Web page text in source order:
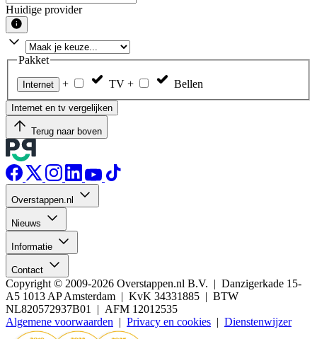
Huidige provider
Pakket
Internet + TV + Bellen
Internet en tv vergelijken
Terug naar boven
Overstappen.nl
Nieuws
Informatie
Contact
Copyright © 2009-2026 Overstappen.nl B.V. | Danzigerkade 15-
A5 1013 AP Amsterdam | KvK 34331885 | BTW
NL820572937B01 | AFM 12012535
Algemene voorwaarden | Privacy en cookies | Dienstenwijzer